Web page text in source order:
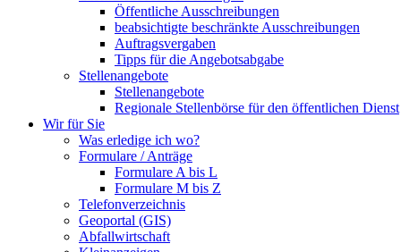
Öffentliche Ausschreibungen
beabsichtigte beschränkte Ausschreibungen
Auftragsvergaben
Tipps für die Angebotsabgabe
Stellenangebote
Stellenangebote
Regionale Stellenbörse für den öffentlichen Dienst
Wir für Sie
Was erledige ich wo?
Formulare / Anträge
Formulare A bis L
Formulare M bis Z
Telefonverzeichnis
Geoportal (GIS)
Abfallwirtschaft